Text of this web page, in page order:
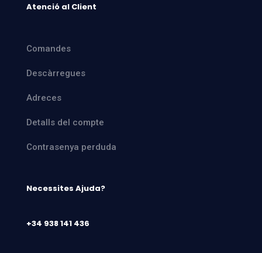
Atenció al Client
Comandes
Descàrregues
Adreces
Detalls del compte
Contrasenya perduda
Necessites Ajuda?
+34 938 141 436